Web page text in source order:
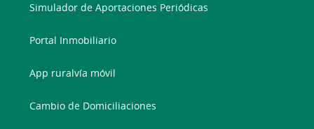
Simulador de Aportaciones Periódicas
Portal Inmobiliario
App ruralvía móvil
Cambio de Domiciliaciones